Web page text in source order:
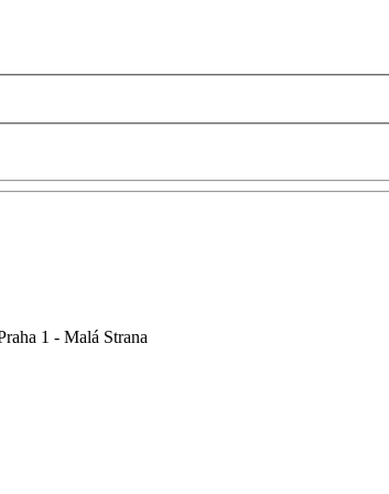
1 - Malá Strana